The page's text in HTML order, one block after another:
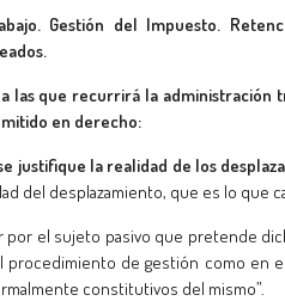
Gestión del Impuesto.
las que recurrirá la
en derecho:
justifique la realidad de los
del desplazamiento, que es lo que
por el sujeto pasivo que pretende
el procedimiento de gestión como
constitutivos del mismo”.